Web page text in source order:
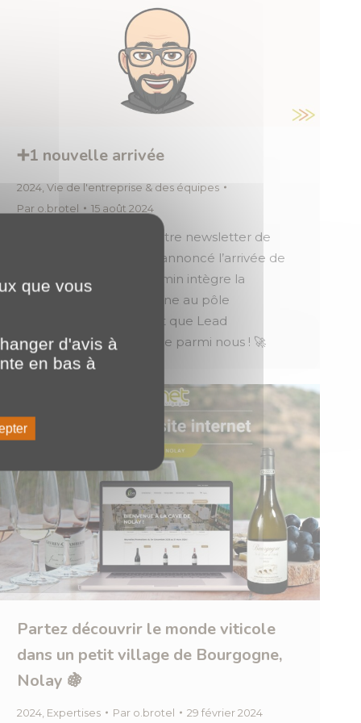
➕1 nouvelle arrivée
2024 Vie de l'entreprise & des équipes
Par o.brotel 15 août 2024
Souvenez-vous, dans notre newsletter de
juillet, nous vous avions annoncé l’arrivée de
Benjamin Gaudé. Benjamin intègre la
#teamPLANETBourgogne au pôle
développement en tant que Lead
Développeur. Bienvenue parmi nous ! 🚀
Partez découvrir le monde viticole
dans un petit village de Bourgogne,
Nolay 🍇
2024 Expertises Par o.brotel 29 février 2024
que vous
d'avis à
en bas à